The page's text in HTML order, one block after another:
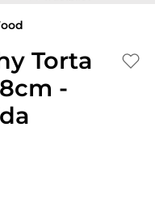
Torta
-